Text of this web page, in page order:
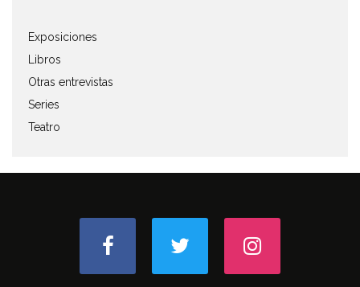
Exposiciones
Libros
Otras entrevistas
Series
Teatro